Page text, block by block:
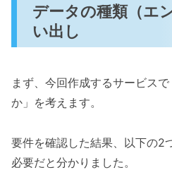
データの種類（エ
い出し
まず、今回作成するサービス
か」を考えます。
要件を確認した結果、以下の2
必要だと分かりました。